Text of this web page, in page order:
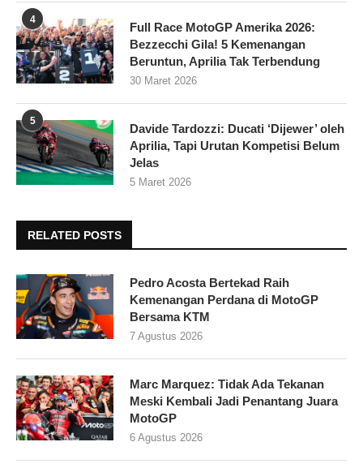
4
Full Race MotoGP Amerika 2026:
Bezzecchi Gila! 5 Kemenangan
Beruntun, Aprilia Tak Terbendung
30 Maret 2026
5
Davide Tardozzi: Ducati ‘Dijewer’ oleh
Aprilia, Tapi Urutan Kompetisi Belum
Jelas
5 Maret 2026
RELATED POSTS
Pedro Acosta Bertekad Raih
Kemenangan Perdana di MotoGP
Bersama KTM
7 Agustus 2026
Marc Marquez: Tidak Ada Tekanan
Meski Kembali Jadi Penantang Juara
MotoGP
6 Agustus 2026